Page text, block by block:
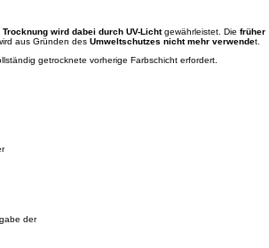
Trocknung wird dabei durch UV-Lichtgewährleistet. Die früher
aus Gründen des Umweltschutzes nicht mehr verwendet.
getrocknete vorherige Farbschicht erfordert.
der